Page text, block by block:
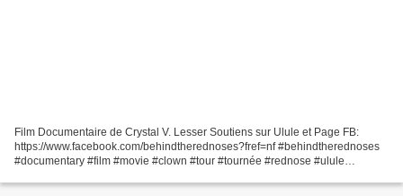
Film Documentaire de Crystal V. Lesser Soutiens sur Ulule et Page FB:
https://www.facebook.com/behindtherednoses?fref=nf ‪#‎behindtherednoses‬
‪#‎documentary‬ ‪#‎film‬ ‪#‎movie‬ ‪#‎clown‬ ‪#‎tour‬ ‪#‎tournée‬ ‪#‎rednose‬ ‪#‎ulule‬